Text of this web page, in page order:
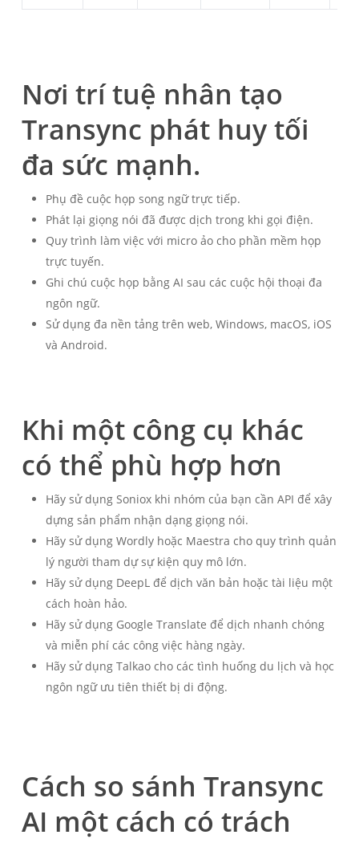
Nơi trí tuệ nhân tạo
Transync phát huy tối
đa sức mạnh.
Phụ đề cuộc họp song ngữ trực tiếp.
Phát lại giọng nói đã được dịch trong khi gọi điện.
Quy trình làm việc với micro ảo cho phần mềm họp
trực tuyến.
Ghi chú cuộc họp bằng AI sau các cuộc hội thoại đa
ngôn ngữ.
Sử dụng đa nền tảng trên web, Windows, macOS, iOS
và Android.
Khi một công cụ khác
có thể phù hợp hơn
Hãy sử dụng Soniox khi nhóm của bạn cần API để xây
dựng sản phẩm nhận dạng giọng nói.
Hãy sử dụng Wordly hoặc Maestra cho quy trình quản
lý người tham dự sự kiện quy mô lớn.
Hãy sử dụng DeepL để dịch văn bản hoặc tài liệu một
cách hoàn hảo.
Hãy sử dụng Google Translate để dịch nhanh chóng
và miễn phí các công việc hàng ngày.
Hãy sử dụng Talkao cho các tình huống du lịch và học
ngôn ngữ ưu tiên thiết bị di động.
Cách so sánh Transync
AI một cách có trách